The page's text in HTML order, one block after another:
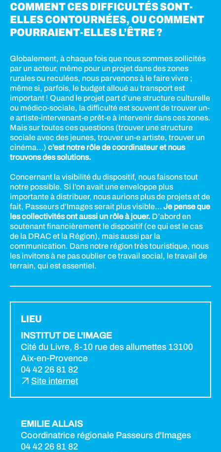
COMMENT CES DIFFICULTÉS SONT-
ELLES CONTOURNÉES, OU COMMENT
POURRAIENT-ELLES L’ÊTRE ?
Globalement, à chaque fois que nous sommes sollicités
par un acteur, même pour un projet dans des zones
rurales ou reculées, nous parvenons à le faire vivre ;
même si, parfois, le budget alloué au transport est
important ! Quand le projet part d’une structure culturelle
ou médico-sociale, la difficulté est souvent de trouver un-
e artiste-intervenant-e prêt-e à intervenir dans ces zones.
Mais sur toutes ces questions (trouver une structure
sociale avec des jeunes, trouver un-e artiste, trouver un
cinéma…) c’est notre rôle de coordinateur et nous
trouvons des solutions.
Concernant la visibilité du dispositif, nous faisons tout
notre possible. Si l’on avait une enveloppe plus
importante à distribuer, nous aurions plus de projets et de
fait, Passeurs d’Images serait plus visible… Je pense que
les collectivités ont aussi un rôle à jouer. D’abord en
soutenant financièrement le dispositif (ce qui est le cas
de la DRAC et la Région), mais aussi par la
communication. Dans notre région très touristique, nous
les invitons à ne pas oublier ce travail social, le travail de
terrain, qui est essentiel.
LIEU
INSTITUT DE L'IMAGE
Cité du Livre, 8-10 rue des allumettes 13100
Aix-en-Provence
04 42 26 81 82
Site internet
EMILIE ALLAIS
Coordinatrice régionale Passeurs d'Images
04 42 26 81 82